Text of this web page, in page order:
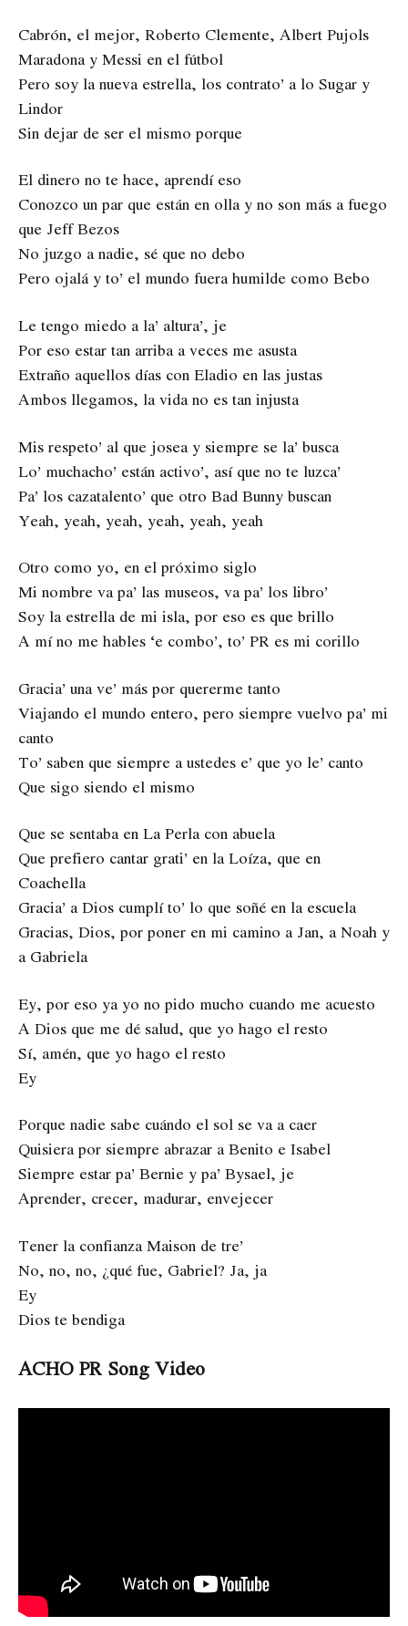
Cabrón, el mejor, Roberto Clemente, Albert Pujols
Maradona y Messi en el fútbol
Pero soy la nueva estrella, los contrato’ a lo Sugar y
Lindor
Sin dejar de ser el mismo porque
El dinero no te hace, aprendí eso
Conozco un par que están en olla y no son más a fuego
que Jeff Bezos
No juzgo a nadie, sé que no debo
Pero ojalá y to’ el mundo fuera humilde como Bebo
Le tengo miedo a la’ altura’, je
Por eso estar tan arriba a veces me asusta
Extraño aquellos días con Eladio en las justas
Ambos llegamos, la vida no es tan injusta
Mis respeto’ al que josea y siempre se la’ busca
Lo’ muchacho’ están activo’, así que no te luzca’
Pa’ los cazatalento’ que otro Bad Bunny buscan
Yeah, yeah, yeah, yeah, yeah, yeah
Otro como yo, en el próximo siglo
Mi nombre va pa’ las museos, va pa’ los libro’
Soy la estrella de mi isla, por eso es que brillo
A mí no me hables ‘e combo’, to’ PR es mi corillo
Gracia’ una ve’ más por quererme tanto
Viajando el mundo entero, pero siempre vuelvo pa’ mi
canto
To’ saben que siempre a ustedes e’ que yo le’ canto
Que sigo siendo el mismo
Que se sentaba en La Perla con abuela
Que prefiero cantar grati’ en la Loíza, que en
Coachella
Gracia’ a Dios cumplí to’ lo que soñé en la escuela
Gracias, Dios, por poner en mi camino a Jan, a Noah y
a Gabriela
Ey, por eso ya yo no pido mucho cuando me acuesto
A Dios que me dé salud, que yo hago el resto
Sí, amén, que yo hago el resto
Ey
Porque nadie sabe cuándo el sol se va a caer
Quisiera por siempre abrazar a Benito e Isabel
Siempre estar pa’ Bernie y pa’ Bysael, je
Aprender, crecer, madurar, envejecer
Tener la confianza Maison de tre’
No, no, no, ¿qué fue, Gabriel? Ja, ja
Ey
Dios te bendiga
ACHO PR Song Video